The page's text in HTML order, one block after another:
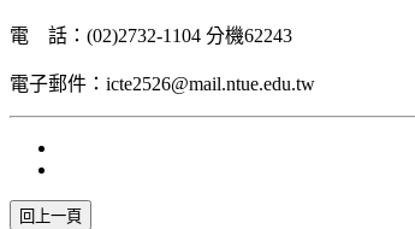
電 話：(02)2732-1104 分機62243
電子郵件：icte2526@mail.ntue.edu.tw